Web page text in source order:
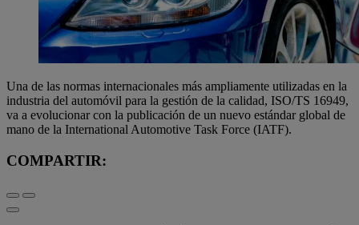
Una de las normas internacionales más ampliamente utilizadas en la
industria del automóvil para la gestión de la calidad, ISO/TS 16949,
va a evolucionar con la publicación de un nuevo estándar global de
mano de la International Automotive Task Force (IATF).
COMPARTIR: